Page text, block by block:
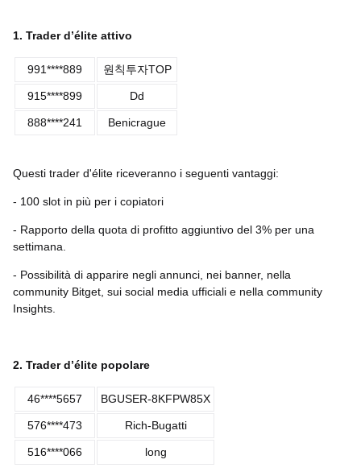
1. Trader d’élite attivo
991****889 원칙투자TOP
915****899 Dd
888****241 Benicrague
Questi trader d'élite riceveranno i seguenti vantaggi:
- 100 slot in più per i copiatori
- Rapporto della quota di profitto aggiuntivo del 3% per una
settimana.
- Possibilità di apparire negli annunci, nei banner, nella
community Bitget, sui social media ufficiali e nella community
Insights.
2. Trader d’élite popolare
46****5657 BGUSER-8KFPW85X
576****473 Rich-Bugatti
516****066 long